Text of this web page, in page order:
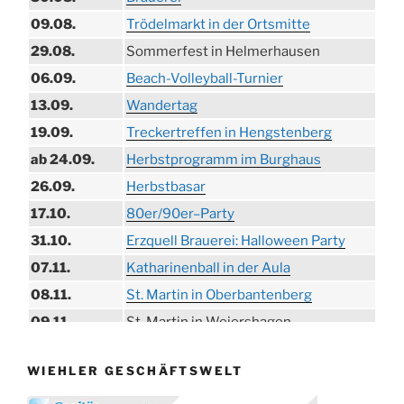
09.08.
Trödelmarkt in der Ortsmitte
29.08.
Sommerfest in Helmerhausen
06.09.
Beach-Volleyball-Turnier
13.09.
Wandertag
19.09.
Treckertreffen in Hengstenberg
ab 24.09.
Herbstprogramm im Burghaus
26.09.
Herbstbasar
17.10.
80er/90er–Party
31.10.
Erzquell Brauerei: Halloween Party
07.11.
Katharinenball in der Aula
08.11.
St. Martin in Oberbantenberg
09.11.
St. Martin in Weiershagen
11.11.
„DÜX“ im Burghaus
WIEHLER GESCHÄFTSWELT